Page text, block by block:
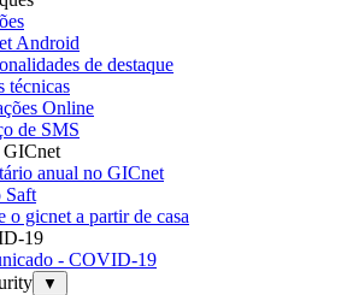
Android
de destaque
técnicas
Online
de SMS
GICnet
anual no GICnet
Saft
o gicnet a partir de casa
19
- COVID-19
▼